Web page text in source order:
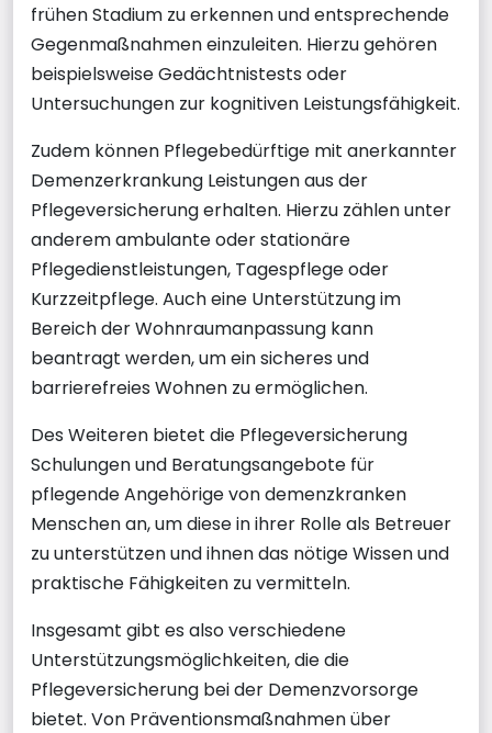
frühen Stadium zu erkennen und entsprechende
Gegenmaßnahmen einzuleiten. Hierzu gehören
beispielsweise Gedächtnistests oder
Untersuchungen zur kognitiven Leistungsfähigkeit.
Zudem können Pflegebedürftige mit anerkannter
Demenzerkrankung Leistungen aus der
Pflegeversicherung erhalten. Hierzu zählen unter
anderem ambulante oder stationäre
Pflegedienstleistungen, Tagespflege oder
Kurzzeitpflege. Auch eine Unterstützung im
Bereich der Wohnraumanpassung kann
beantragt werden, um ein sicheres und
barrierefreies Wohnen zu ermöglichen.
Des Weiteren bietet die Pflegeversicherung
Schulungen und Beratungsangebote für
pflegende Angehörige von demenzkranken
Menschen an, um diese in ihrer Rolle als Betreuer
zu unterstützen und ihnen das nötige Wissen und
praktische Fähigkeiten zu vermitteln.
Insgesamt gibt es also verschiedene
Unterstützungsmöglichkeiten, die die
Pflegeversicherung bei der Demenzvorsorge
bietet. Von Präventionsmaßnahmen über